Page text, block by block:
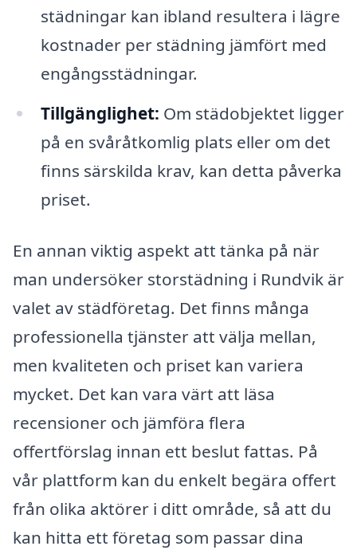
städningar kan ibland resultera i lägre
kostnader per städning jämfört med
engångsstädningar.
Tillgänglighet: Om städobjektet ligger
på en svåråtkomlig plats eller om det
finns särskilda krav, kan detta påverka
priset.
En annan viktig aspekt att tänka på när
man undersöker storstädning i Rundvik är
valet av städföretag. Det finns många
professionella tjänster att välja mellan,
men kvaliteten och priset kan variera
mycket. Det kan vara värt att läsa
recensioner och jämföra flera
offertförslag innan ett beslut fattas. På
vår plattform kan du enkelt begära offert
från olika aktörer i ditt område, så att du
kan hitta ett företag som passar dina